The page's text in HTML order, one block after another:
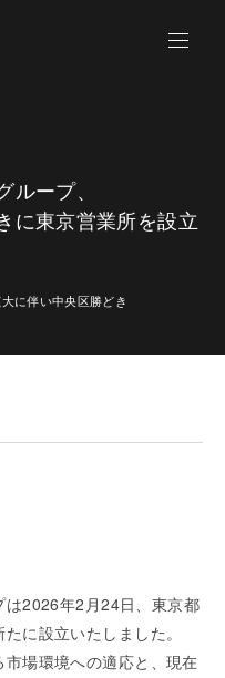
ープ、
に東京営業所を設立
に伴い中央区勝どき
は2026年2月24日、東京都
に設立いたしました。
場環境への適応と、現在